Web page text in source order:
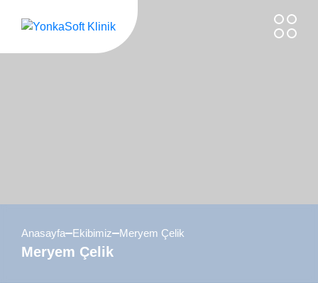
Anasayfa Ekibimiz Meryem Çelik
Meryem Çelik